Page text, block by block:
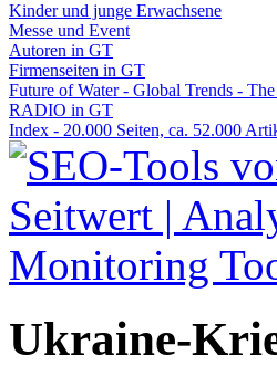
Kinder und junge Erwachsene
Messe und Event
Autoren in GT
Firmenseiten in GT
Future of Water - Global Trends -
RADIO in GT
Index - 20.000 Seiten, ca. 52.000
Ukraine-